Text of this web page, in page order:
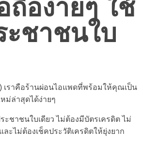
ถือง่ายๆ ใช้
ะชาชนใบ
เราคือร้านผ่อนไอแพดที่พร้อมให้คุณเป็น
หม่ล่าสุดได้ง่ายๆ
ะชาชนใบเดียว ไม่ต้องมีบัตรเครดิต ไม่
ละไม่ต้องเช็คประวัติเครดิตให้ยุ่งยาก